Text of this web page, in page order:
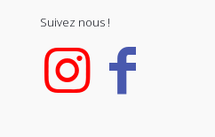
Suivez nous !